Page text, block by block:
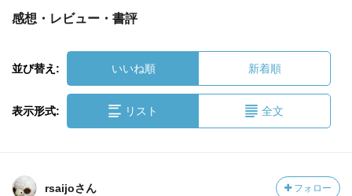
感想・レビュー・書評
並び替え: いいね順 新着順
表示形式: リスト 全文
rsaijoさん フォロー